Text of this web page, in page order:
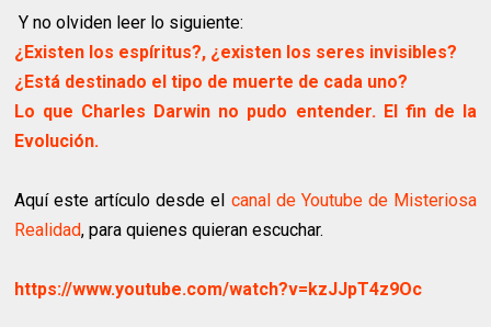
Y no olviden leer lo siguiente:
¿Existen los espíritus?, ¿existen los seres invisibles?
¿Está destinado el tipo de muerte de cada uno?
Lo que Charles Darwin no pudo entender. El fin de la
Evolución.
Aquí este artículo desde el canal de Youtube de Misteriosa
Realidad, para quienes quieran escuchar.
https://www.youtube.com/watch?v=kzJJpT4z9Oc